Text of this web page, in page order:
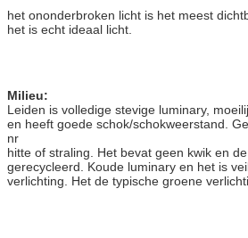
het ononderbroken licht is het meest
het is echt ideaal licht.
Milieu:
Leiden is volledige stevige luminary,
en heeft goede schok/schokweerstand.
nr
hitte of straling. Het bevat geen kwik en
gerecycleerd. Koude luminary en het is
verlichting. Het de typische groene